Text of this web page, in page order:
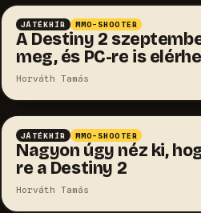
JÁTÉKHÍR MMO-SHOOTER
A Destiny 2
meg, és PC-re is
Horváth Tamás
JÁTÉKHÍR MMO-SHOOTER
Nagyon úgy néz ki,
re a Destiny 2
Horváth Tamás